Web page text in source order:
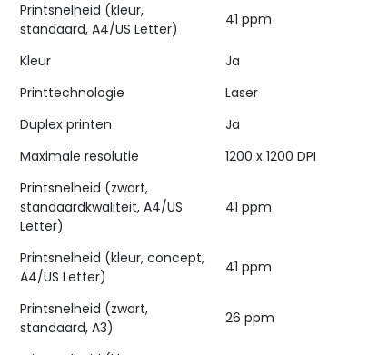
Printsnelheid (kleur,
standaard, A4/US Letter)
41 ppm
Kleur
Ja
Printtechnologie
Laser
Duplex printen
Ja
Maximale resolutie
1200 x 1200 DPI
Printsnelheid (zwart,
standaardkwaliteit, A4/US
Letter)
41 ppm
Printsnelheid (kleur, concept,
A4/US Letter)
41 ppm
Printsnelheid (zwart,
standaard, A3)
26 ppm